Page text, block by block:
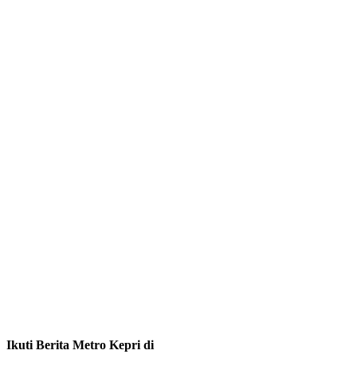
Ikuti Berita Metro Kepri di